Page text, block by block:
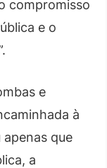
compromisso
e o
e
à
que
a